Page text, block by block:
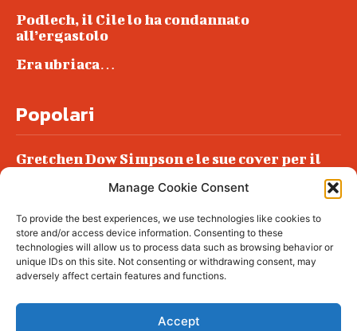
Manage Cookie Consent
To provide the best experiences, we use technologies like cookies to
store and/or access device information. Consenting to these
technologies will allow us to process data such as browsing behavior or
unique IDs on this site. Not consenting or withdrawing consent, may
adversely affect certain features and functions.
Accept
Podlech, il Cile lo ha condannato
all’ergastolo
Era ubriaca…
Popolari
Gretchen Dow Simpson e le sue cover per il
Podlech, il Cile lo ha condannato
all’ergastolo
Era ubriaca…